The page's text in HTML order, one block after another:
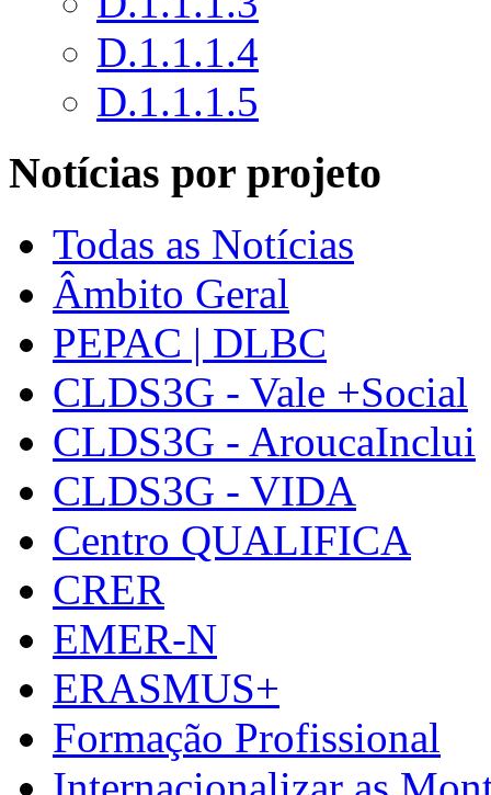
D.1.1.1.4
D.1.1.1.5
Notícias por projeto
Todas as Notícias
Âmbito Geral
PEPAC | DLBC
CLDS3G - Vale +Social
CLDS3G - AroucaInclui
CLDS3G - VIDA
Centro QUALIFICA
CRER
EMER-N
ERASMUS+
Formação Profissional